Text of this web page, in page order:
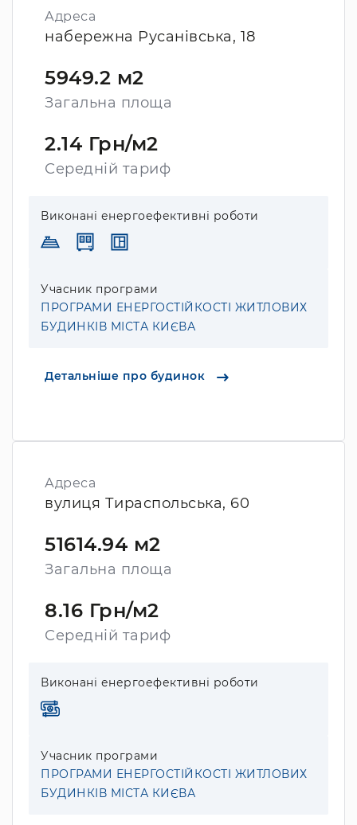
Адреса
набережна Русанівська, 18
5949.2 м2
Загальна площа
2.14 Грн/м2
Середній тариф
Виконані енергоефективні роботи
Учасник програми
ПРОГРАМИ ЕНЕРГОСТІЙКОСТІ ЖИТЛОВИХ
БУДИНКІВ МІСТА КИЄВА
Детальніше про будинок
Адреса
вулиця Тираспольська, 60
51614.94 м2
Загальна площа
8.16 Грн/м2
Середній тариф
Виконані енергоефективні роботи
Учасник програми
ПРОГРАМИ ЕНЕРГОСТІЙКОСТІ ЖИТЛОВИХ
БУДИНКІВ МІСТА КИЄВА